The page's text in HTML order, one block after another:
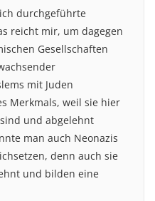
durchgeführte
reicht mir, um dagegen
Gesellschaften
mit Juden
Merkmals, weil sie hier
und abgelehnt
man auch Neonazis
denn auch sie
und bilden eine